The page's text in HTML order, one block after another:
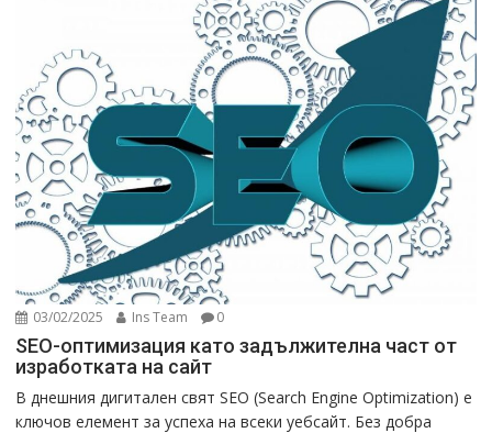
03/02/2025 Ins Team 0
SEO-оптимизация като задължителна част от
изработката на сайт
В днешния дигитален свят SEO (Search Engine Optimization) е
ключов елемент за успеха на всеки уебсайт. Без добра